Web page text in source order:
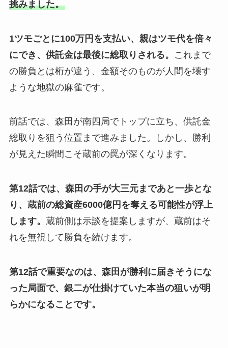
挑みました。
1ツモごとに100万円を支払い、親はツモ代を倍々
にでき、供託金は最後に総取りされる。
これまで
の勝負とは桁が違う、金額そのものが人間を壊す
ような地獄の麻雀です。
前話では、森田が南四局でトップに立ち、供託金
総取りを狙う位置まで進みました。しかし、勝利
が見えた瞬間こそ蔵前の罠が深くなります。
第12話では、森田の手が大三元まであと一歩とな
り、蔵前の総資産6000億円を奪える可能性が浮上
します。 蔵前側は示談を提案しますが、蔵前はそ
れを無視して勝負を続けます。
第12話で重要なのは、森田が勝利に届きそうにな
った局面で、銀二が仕掛けていた本当の狙いが明
らかになることです。